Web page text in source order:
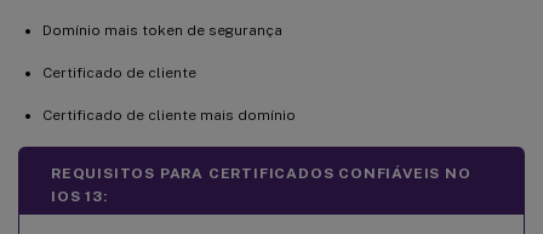
Domínio mais token de segurança
Certificado de cliente
Certificado de cliente mais domínio
REQUISITOS PARA CERTIFICADOS CONFIÁVEIS NO
IOS 13: